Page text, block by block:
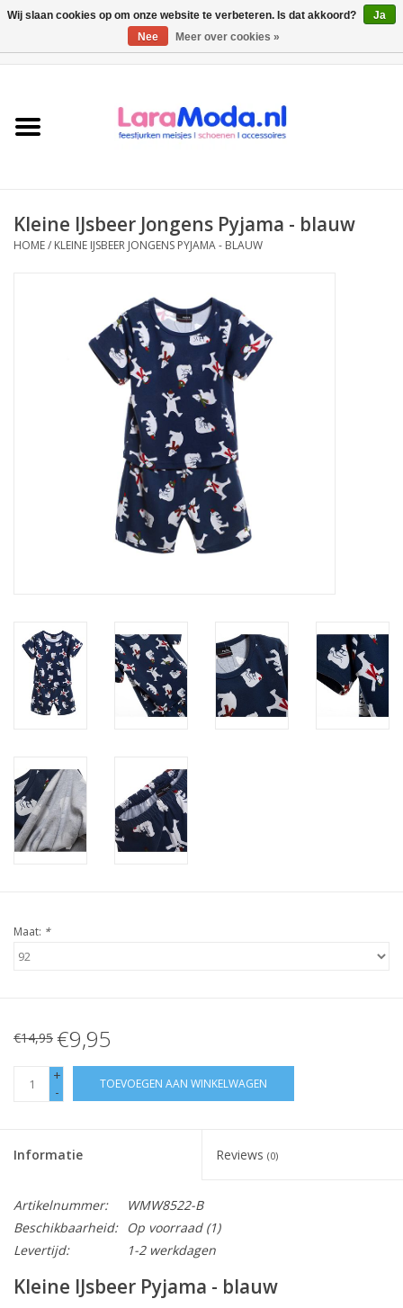
collecties
Bolero meisje
Kleine IJsbeer Jongens Pyjama - blauw
HOME/ KLEINE IJSBEER JONGENS PYJAMA - BLAUW
Maat: *
€14,95 €9,95
+
-
TOEVOEGEN AAN WINKELWAGEN
Informatie Reviews (0)
Artikelnummer:
WMW8522-B
Beschikbaarheid:
Op voorraad(1)
Levertijd:
1-2 werkdagen
Kleine IJsbeer Pyjama - blauw
Wij slaan cookies op om onze website te verbeteren. Is dat akkoord?
Ja
Nee
Meer over cookies »